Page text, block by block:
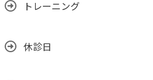
トレーニング
休診日